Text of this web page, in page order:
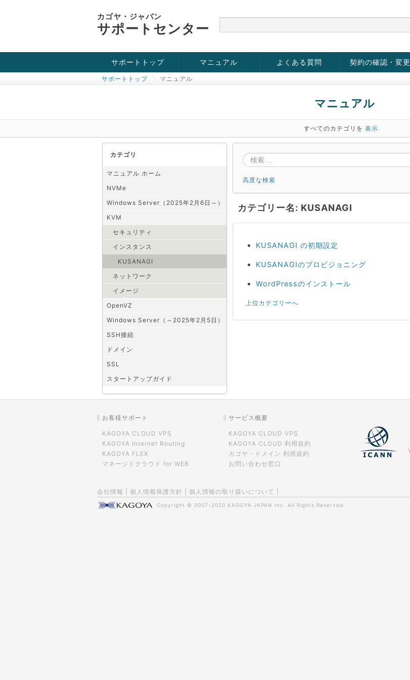
カゴヤ・ジャパン
サポートセンター
サポートトップ
お役立ち情報
チュートリアル
障害・メンテナンス情報
マニュアル
KVM
OpenVZ
Windows Server
SSH接続
ドメイン
SSL
よくある質問 契約の確認・変更
サポートトップ マニュアル
マニュアル
すべてのカテゴリを 表示
カテゴリ
マニュアル ホーム
NVMe
Windows Server（2025年2月6日～）
KVM
セキュリティ
インスタンス
KUSANAGI
ネットワーク
イメージ
OpenVZ
Windows Server（～2025年2月5日）
SSH接続
ドメイン
SSL
スタートアップガイド
高度な検索
カテゴリー名: KUSANAGI
KUSANAGI の初期設定
KUSANAGIのプロビジョニング
WordPressのインストール
上位カテゴリーへ
お客様サポート
KAGOYA CLOUD VPS
KAGOYA Internet Routing
KAGOYA FLEX
マネージドクラウド for WEB
サービス概要
KAGOYA CLOUD VPS
KAGOYA CLOUD 利用規約
カゴヤ・ドメイン 利用規約
お問い合わせ窓口
会社情報 個人情報保護方針 個人情報の取り扱いについて
Copyright © 2007-2020 KAGOYA JAPAN Inc. All Rights Reserved.